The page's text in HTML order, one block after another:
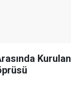
Kurulan